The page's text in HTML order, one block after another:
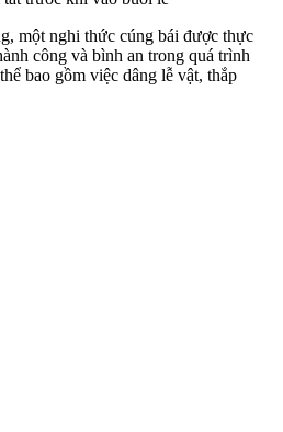
một nghi thức cúng bái được thực
công và bình an trong quá trình
bao gồm việc dâng lễ vật, thắp